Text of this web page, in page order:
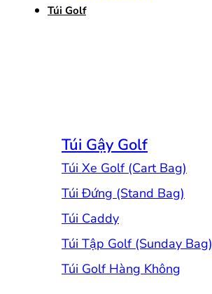
Túi Golf
Túi Gậy Golf
Túi Xe Golf (Cart Bag)
Túi Đứng (Stand Bag)
Túi Caddy
Túi Tập Golf (Sunday Bag)
Túi Golf Hàng Không